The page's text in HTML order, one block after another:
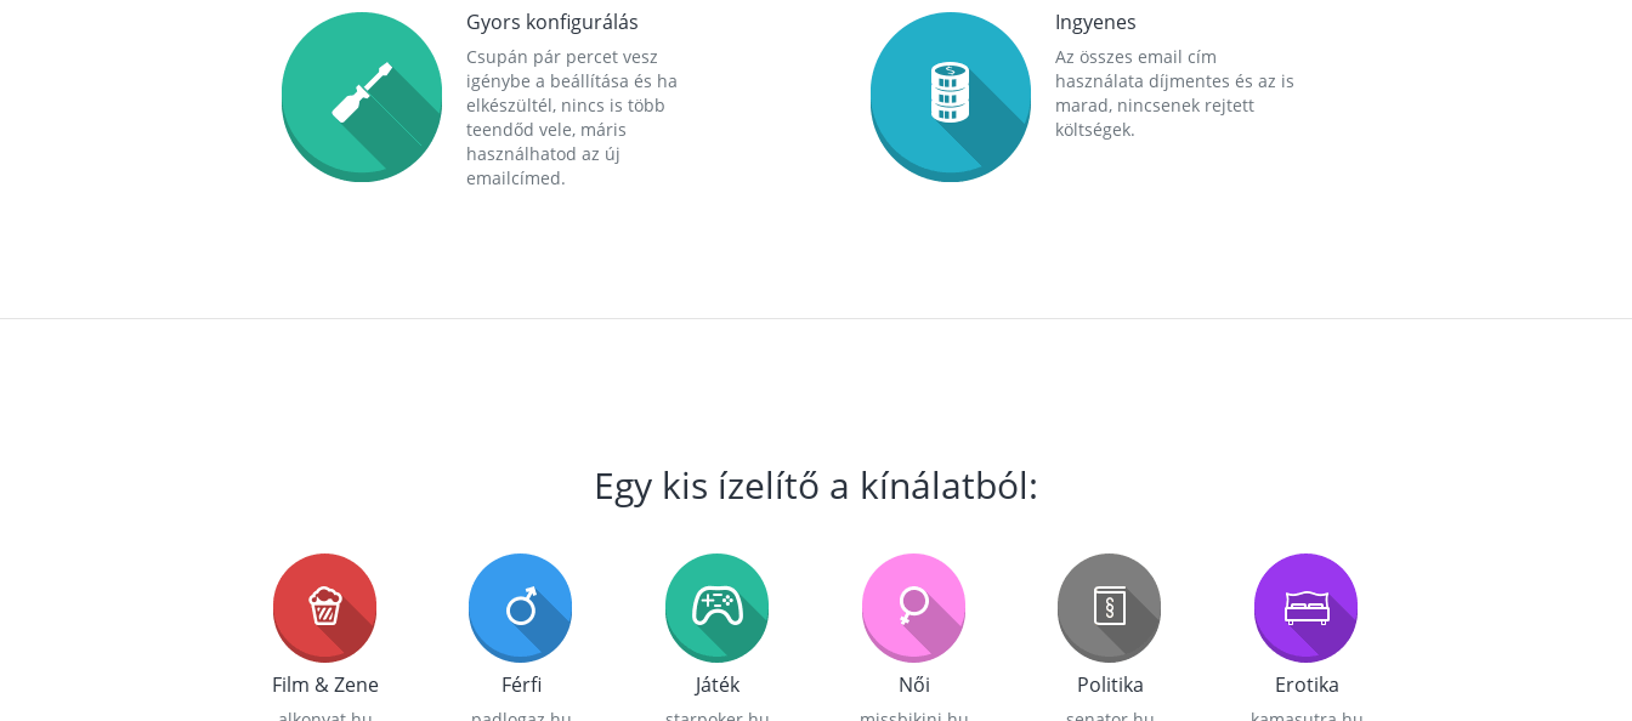
Gyors konfigurálás
Csupán pár percet vesz
igénybe a beállítása és ha
elkészültél, nincs is több
teendőd vele, máris
használhatod az új
emailcímed.
Ingyenes
Az összes email cím
használata díjmentes és az is
marad, nincsenek rejtett
költségek.
Egy kis ízelítő a kínálatból:
Film & Zene Férfi Játék Női Politika Erotika